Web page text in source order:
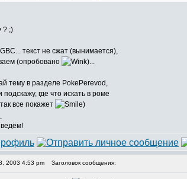
? ;)
текст не сжат (вынимается),
(опробовано
)...
тему в разделе PokePerevod,
где что искать в роме
все покажет
)
2003 4:53 pm Заголовок сообщения: